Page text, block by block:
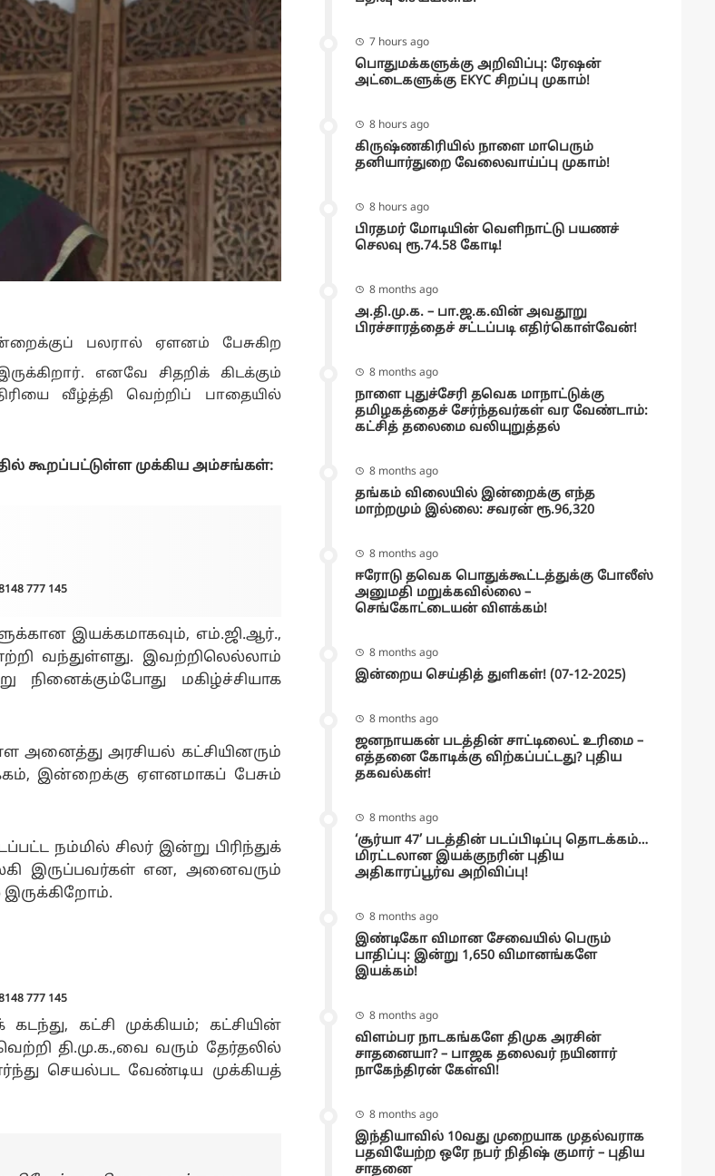
பலரால் ஏளனம் பேசுகிற
எனவே சிதறிக் கிடக்கும்
வீழ்த்தி வெற்றிப் பாதையில்
கூறப்பட்டுள்ள முக்கிய அம்சங்கள்:
777 145
இயக்கமாகவும், எம்.ஜி.ஆர்.,
வந்துள்ளது. இவற்றிலெல்லாம்
நினைக்கும்போது மகிழ்ச்சியாக
அனைத்து அரசியல் கட்சியினரும்
இன்றைக்கு ஏளனமாகப் பேசும்
நம்மில் சிலர் இன்று பிரிந்துக்
இருப்பவர்கள் என, அனைவரும்
777 145
கட்சி முக்கியம்; கட்சியின்
தி.மு.க.,வை வரும் தேர்தலில்
செயல்பட வேண்டிய முக்கியத்
7 hours ago
பொதுமக்களுக்கு அறிவிப்பு: ரேஷன்
அட்டைகளுக்கு EKYC சிறப்பு முகாம்!
8 hours ago
கிருஷ்ணகிரியில் நாளை மாபெரும்
தனியார்துறை வேலைவாய்ப்பு முகாம்!
8 hours ago
பிரதமர் மோடியின் வெளிநாட்டு பயணச்
செலவு ரூ.74.58 கோடி!
8 months ago
அ.தி.மு.க. – பா.ஜ.க.வின் அவதூறு
பிரச்சாரத்தைச் சட்டப்படி எதிர்கொள்வேன்!
8 months ago
நாளை புதுச்சேரி தவெக மாநாட்டுக்கு
தமிழகத்தைச் சேர்ந்தவர்கள் வர வேண்டாம்:
கட்சித் தலைமை வலியுறுத்தல்
8 months ago
தங்கம் விலையில் இன்றைக்கு எந்த
மாற்றமும் இல்லை: சவரன் ரூ.96,320
8 months ago
ஈரோடு தவெக பொதுக்கூட்டத்துக்கு போலீஸ்
அனுமதி மறுக்கவில்லை –
செங்கோட்டையன் விளக்கம்!
8 months ago
இன்றைய செய்தித் துளிகள்! (07-12-2025)
8 months ago
ஜனநாயகன் படத்தின் சாட்டிலைட் உரிமை –
எத்தனை கோடிக்கு விற்கப்பட்டது? புதிய
தகவல்கள்!
8 months ago
‘சூர்யா 47’ படத்தின் படப்பிடிப்பு தொடக்கம்…
மிரட்டலான இயக்குநரின் புதிய
அதிகாரப்பூர்வ அறிவிப்பு!
8 months ago
இண்டிகோ விமான சேவையில் பெரும்
பாதிப்பு: இன்று 1,650 விமானங்களே
இயக்கம்!
8 months ago
விளம்பர நாடகங்களே திமுக அரசின்
சாதனையா? – பாஜக தலைவர் நயினார்
நாகேந்திரன் கேள்வி!
8 months ago
இந்தியாவில் 10வது முறையாக முதல்வராக
பதவியேற்ற ஒரே நபர் நிதிஷ் குமார் – புதிய
சாதனை